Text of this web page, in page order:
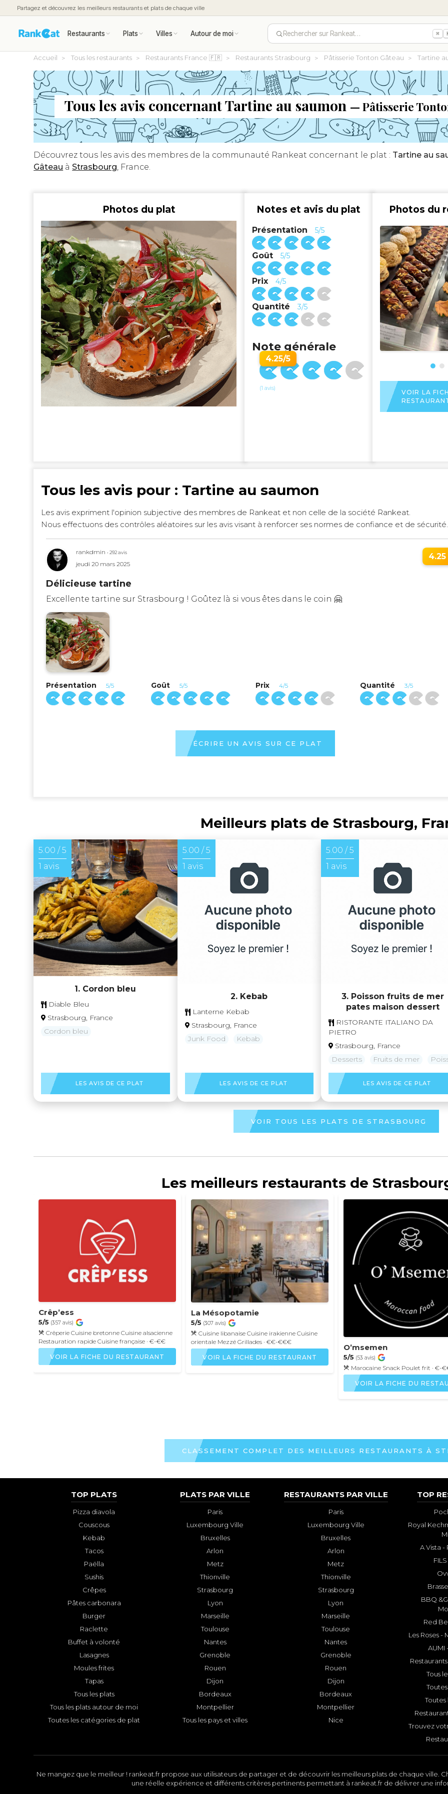
Partagez et découvrez les meilleurs restaurants et plats de chaque ville
Restaurants Plats Villes Autour de moi Rechercher sur Rankeat… ⌘
Accueil Tous les restaurants Restaurants France 🇫🇷 Restaurants Strasbourg Pâtisserie Tonton Gâteau Tartine
Tous les avis concernant Tartine au saumon — Pâtisserie
Découvrez tous les avis des membres de la communauté Rankeat concernant le plat : Tartine au
Gâteau àStrasbourg, France.
Photos du plat Notes et avis du plat
Présentation 5/5
Goût 5/5
Prix 4/5
Quantité 3/5
Note générale
4.25/5
(1 avis)
Photos du
VOIR LA
Tous les avis pour : Tartine au saumon
Les avis expriment l'opinion subjective des membres de Rankeat et non celle de la société Rankeat.
Nous effectuons des contrôles aléatoires sur les avis visant à renforcer ses normes de confiance et de sécurité.
rankdmin• 292 avis
jeudi 20 mars 2025
4.25
Délicieuse tartine
Excellente tartine sur Strasbourg ! Goûtez là si vous êtes dans le coin 🤗
Présentation 5/5 Goût 5/5 Prix 4/5 Quantité 3/5
ÉCRIRE UN AVIS SUR CE PLAT
Meilleurs plats de Strasbourg,
5.00 / 5
1 avis
1. Cordon bleu
Diable Bleu
Strasbourg, France
Cordon bleu
LES AVIS DE CE PLAT
5.00 / 5
1 avis
2. Kebab
Lanterne Kebab
Strasbourg, France
Junk Food
Kebab
LES AVIS DE CE PLAT
5.00 / 5
1 avis
3. Poisson fruits de mer
pates maison dessert
RISTORANTE ITALIANO DA
PIETRO
Strasbourg, France
Desserts
Fruits de mer
LES AVIS DE CE PLAT
VOIR TOUS LES PLATS DE STRASBOURG
Les meilleurs restaurants de
Crêp’ess
5/5 (357 avis)
Crêperie Cuisine bretonne Cuisine alsacienne
Restauration rapide Cuisine française · €-€€
VOIR LA FICHE DU RESTAURANT
La Mésopotamie
5/5 (307 avis)
Cuisine libanaise Cuisine irakienne Cuisine
orientale Mezzé Grillades · €€-€€€
VOIR LA FICHE DU RESTAURANT
O’msemen
5/5 (53 avis)
Marocaine Snack Poulet frit · €-
VOIR LA FICHE DU
CLASSEMENT COMPLET DES MEILLEURS RESTAURANTS À
TOP PLATS
Pizza diavola
Couscous
Kebab
Tacos
Paëlla
Sushis
Crêpes
Pâtes carbonara
Burger
Raclette
Buffet à volonté
Lasagnes
Moules frites
Tapas
Tous les plats
Tous les plats autour de moi
Toutes les catégories de plat
PLATS PAR VILLE
Paris
Luxembourg Ville
Bruxelles
Arlon
Metz
Thionville
Strasbourg
Lyon
Marseille
Toulouse
Nantes
Grenoble
Rouen
Dijon
Bordeaux
Montpellier
Tous les pays et villes
RESTAURANTS PAR VILLE
Paris
Luxembourg Ville
Bruxelles
Arlon
Metz
Thionville
Strasbourg
Lyon
Marseille
Toulouse
Nantes
Grenoble
Rouen
Dijon
Bordeaux
Montpellier
Nice
TOP
Royal
A Vista
BBQ
Red
Les Roses -
AUMI
Tous
Trouvez
Ne mangez que le meilleur ! rankeat.fr propose aux utilisateurs de partager et de découvrir les meilleurs plats de chaque ville.
une réelle expérience et différents critères pertinents permettant à rankeat.fr de délivrer une